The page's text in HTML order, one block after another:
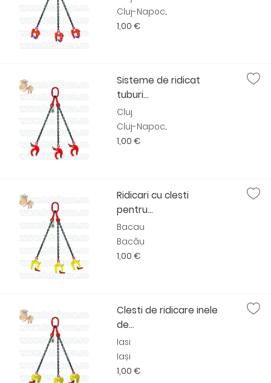
Cluj-Napoc...
1,00 €
Sisteme de ridicat
tuburi...
Cluj
Cluj-Napoc...
1,00 €
Ridicari cu clesti
pentru...
Bacau
Bacău
1,00 €
Clesti de ridicare inele
de...
Iasi
Iași
1,00 €